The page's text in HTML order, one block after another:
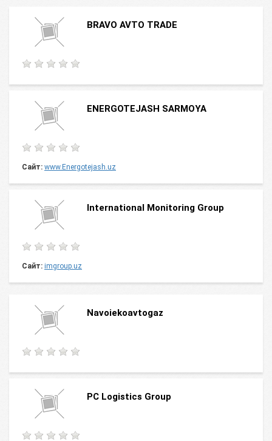
BRAVO AVTO TRADE
ENERGOTEJASH SARMOYA
Сайт: www.Energotejash.uz
International Monitoring Group
Сайт: imgroup.uz
Navoiekoavtogaz
PC Logistics Group